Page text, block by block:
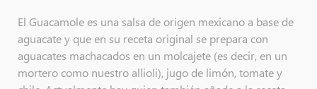
El Guacamole es una salsa de origen mexicano a base de
aguacate y que en su receta original se prepara con
aguacates machacados en un molcajete (es decir, en un
mortero como nuestro allioli), jugo de limón, tomate y